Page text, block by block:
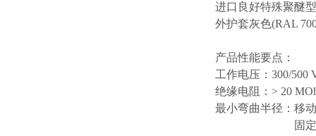
进口良好特殊聚醚
外护套灰色(RAL
产品性能要点：
工作电压： 300/500
绝缘电阻： > 20
最小弯曲半径：移
固